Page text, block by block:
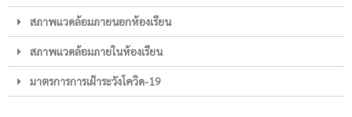
สภาพแวดล้อมภายนอกห้องเรียน
สภาพแวดล้อมภายในห้องเรียน
มาตรการการเฝ้าระวังโควิด-19